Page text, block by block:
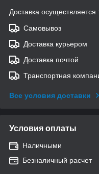
Доставка осуществляется
Самовывоз
Доставка курьером
Доставка почтой
Транспортная
Все условия доставки
Условия оплаты
Наличными
Безналичный расчет